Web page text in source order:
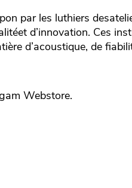
par les luthiers
d’innovation. Ces
d’acoustique, de
Webstore.